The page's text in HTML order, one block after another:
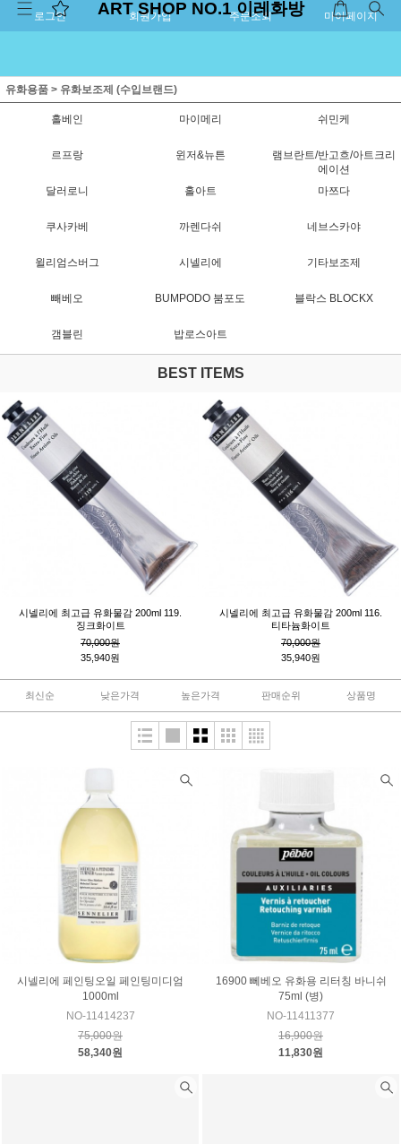
로그인 회원가입 주문조회 마이페이지
ART SHOP NO.1 이레화방
유화용품 > 유화보조제 (수입브랜드)
홀베인 마이메리 쉬민케
르프랑 윈저&뉴튼
램브란트/반고흐/아트크리
에이션
달러로니
홀아트 마쯔다
쿠사카베 까렌다쉬 네브스카야
윌리엄스버그 시넬리에 기타보조제
빼베오 BUMPODO 붐포도 블락스 BLOCKX
갬블린 밥로스아트
BEST ITEMS
시넬리에 최고급 유화물감 200ml 119.
징크화이트
70,000원
35,940원
시넬리에 최고급 유화물감 200ml 116.
티타늄화이트
70,000원
35,940원
최신순 낮은가격 높은가격 판매순위 상품명
시넬리에 페인팅오일 페인팅미디엄
1000ml
NO-11414237
75,000원
58,340원
16900 뻬베오 유화용 리터칭 바니쉬
75ml (병)
NO-11411377
16,900원
11,830원